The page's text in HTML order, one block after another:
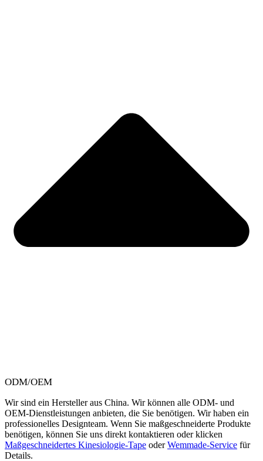
ODM/OEM
Wir sind ein Hersteller aus China. Wir können alle ODM- und
OEM-Dienstleistungen anbieten, die Sie benötigen. Wir haben ein
professionelles Designteam. Wenn Sie maßgeschneiderte Produkte
benötigen, können Sie uns direkt kontaktieren oder klicken
Maßgeschneidertes Kinesiologie-Tape oderWemmade-Service für
Details.